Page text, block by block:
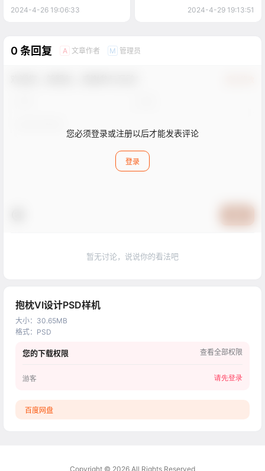
2024-4-26 19:06:33 2024-4-29 19:13:51
0 条回复 A 文章作者 M 管理员
您必须登录或注册以后才能发表评论
登录
暂无讨论，说说你的看法吧
抱枕VI设计PSD样机
大小： 30.65MB
格式： PSD
您的下载权限 查看全部权限
游客 请先登录
百度网盘
Copyright © 2026 All Rights Reserved